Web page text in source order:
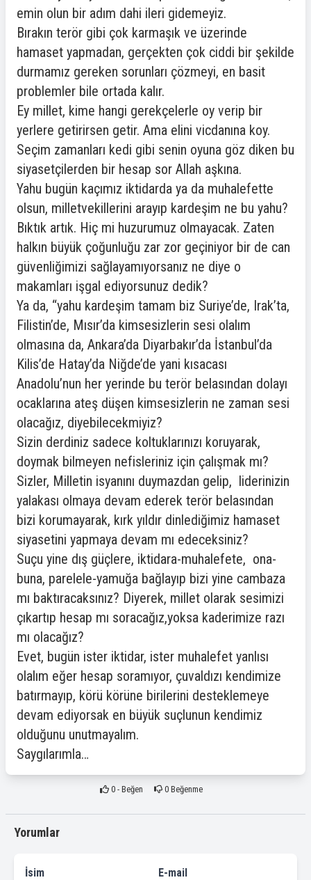
emin olun bir adım dahi ileri gidemeyiz.
Bırakın terör gibi çok karmaşık ve üzerinde
hamaset yapmadan, gerçekten çok ciddi bir şekilde
durmamız gereken sorunları çözmeyi, en basit
problemler bile ortada kalır.
Ey millet, kime hangi gerekçelerle oy verip bir
yerlere getirirsen getir. Ama elini vicdanına koy.
Seçim zamanları kedi gibi senin oyuna göz diken bu
siyasetçilerden bir hesap sor Allah aşkına.
Yahu bugün kaçımız iktidarda ya da muhalefette
olsun, milletvekillerini arayıp kardeşim ne bu yahu?
Bıktık artık. Hiç mi huzurumuz olmayacak. Zaten
halkın büyük çoğunluğu zar zor geçiniyor bir de can
güvenliğimizi sağlayamıyorsanız ne diye o
makamları işgal ediyorsunuz dedik?
Ya da, “yahu kardeşim tamam biz Suriye’de, Irak’ta,
Filistin’de, Mısır’da kimsesizlerin sesi olalım
olmasına da, Ankara’da Diyarbakır’da İstanbul’da
Kilis’de Hatay’da Niğde’de yani kısacası
Anadolu’nun her yerinde bu terör belasından dolayı
ocaklarına ateş düşen kimsesizlerin ne zaman sesi
olacağız, diyebilecekmiyiz?
Sizin derdiniz sadece koltuklarınızı koruyarak,
doymak bilmeyen nefisleriniz için çalışmak mı?
Sizler, Milletin isyanını duymazdan gelip, liderinizin
yalakası olmaya devam ederek terör belasından
bizi korumayarak, kırk yıldır dinlediğimiz hamaset
siyasetini yapmaya devam mı edeceksiniz?
Suçu yine dış güçlere, iktidara-muhalefete, ona-
buna, parelele-yamuğa bağlayıp bizi yine cambaza
mı baktıracaksınız? Diyerek, millet olarak sesimizi
çıkartıp hesap mı soracağız,yoksa kaderimize razı
mı olacağız?
Evet, bugün ister iktidar, ister muhalefet yanlısı
olalım eğer hesap soramıyor, çuvaldızı kendimize
batırmayıp, körü körüne birilerini desteklemeye
devam ediyorsak en büyük suçlunun kendimiz
olduğunu unutmayalım.
Saygılarımla…
0- Beğen 0 Beğenme
Yorumlar
İsim E-mail